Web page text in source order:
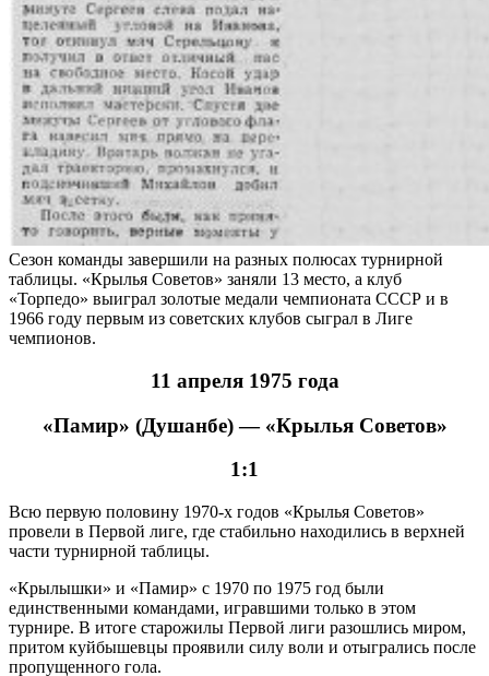
Сезон команды завершили на разных полюсах турнирной
таблицы. «Крылья Советов» заняли 13 место, а клуб
«Торпедо» выиграл золотые медали чемпионата СССР и в
1966 году первым из советских клубов сыграл в Лиге
чемпионов.
11 апреля 1975 года
«Памир» (Душанбе) — «Крылья Советов»
1:1
Всю первую половину 1970-х годов «Крылья Советов»
провели в Первой лиге, где стабильно находились в верхней
части турнирной таблицы.
«Крылышки» и «Памир» с 1970 по 1975 год были
единственными командами, игравшими только в этом
турнире. В итоге старожилы Первой лиги разошлись миром,
притом куйбышевцы проявили силу воли и отыгрались после
пропущенного гола.